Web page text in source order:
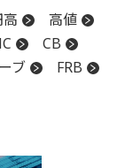
高
高値
CB
ブ
FRB